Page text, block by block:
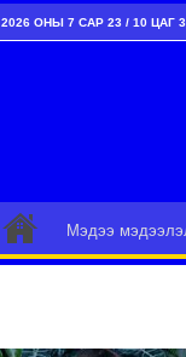
2026 ОНЫ 7 САР 23 / 10 ЦАГ
Мэдээ